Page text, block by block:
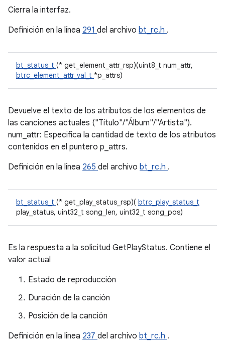
Cierra la interfaz.
Definición en la línea 291 del archivo bt_rc.h .
bt_status_t (* get_element_attr_rsp)(uint8_t num_attr,
btrc_element_attr_val_t *p_attrs)
Devuelve el texto de los atributos de los elementos de
las canciones actuales ("Título"/"Álbum"/"Artista").
num_attr: Especifica la cantidad de texto de los atributos
contenidos en el puntero p_attrs.
Definición en la línea 265 del archivo bt_rc.h .
bt_status_t (* get_play_status_rsp)( btrc_play_status_t
play_status, uint32_t song_len, uint32_t song_pos)
Es la respuesta a la solicitud GetPlayStatus. Contiene el
valor actual
Estado de reproducción
Duración de la canción
Posición de la canción
Definición en la línea 237 del archivo bt_rc.h .